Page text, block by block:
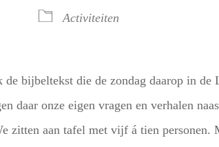
Activiteiten
bijbeltekst die de zondag daarop in de
daar onze eigen vragen en verhalen
zitten aan tafel met vijf á tien personen.